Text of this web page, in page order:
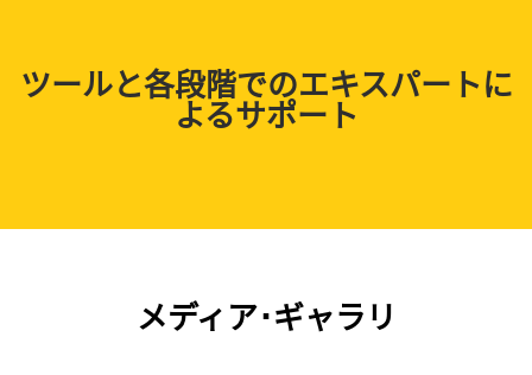
ツールと各段階でのエキスパートに
よるサポート
メディア･ギャラリ